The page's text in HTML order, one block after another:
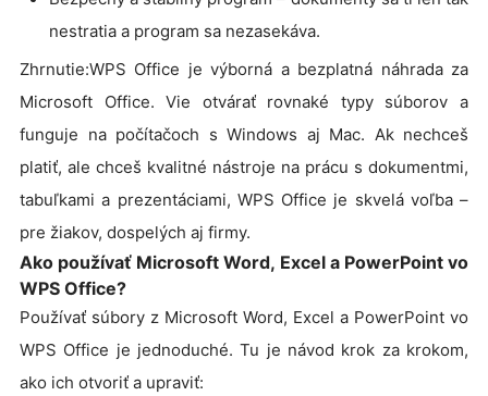
nestratia a program sa nezasekáva.
Zhrnutie:WPS Office je výborná a bezplatná náhrada za
Microsoft Office. Vie otvárať rovnaké typy súborov a
funguje na počítačoch s Windows aj Mac. Ak nechceš
platiť, ale chceš kvalitné nástroje na prácu s dokumentmi,
tabuľkami a prezentáciami, WPS Office je skvelá voľba –
pre žiakov, dospelých aj firmy.
Ako používať Microsoft Word, Excel a PowerPoint vo
WPS Office?
Používať súbory z Microsoft Word, Excel a PowerPoint vo
WPS Office je jednoduché. Tu je návod krok za krokom,
ako ich otvoriť a upraviť: